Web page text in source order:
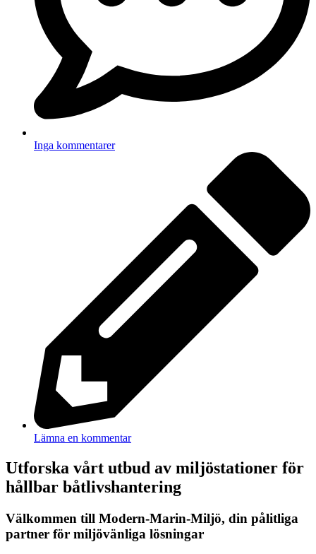
Inga kommentarer
Lämna en kommentar
Utforska vårt utbud av miljöstationer för
hållbar båtlivshantering
Välkommen till Modern-Marin-Miljö, din pålitliga
partner för miljövänliga lösningar